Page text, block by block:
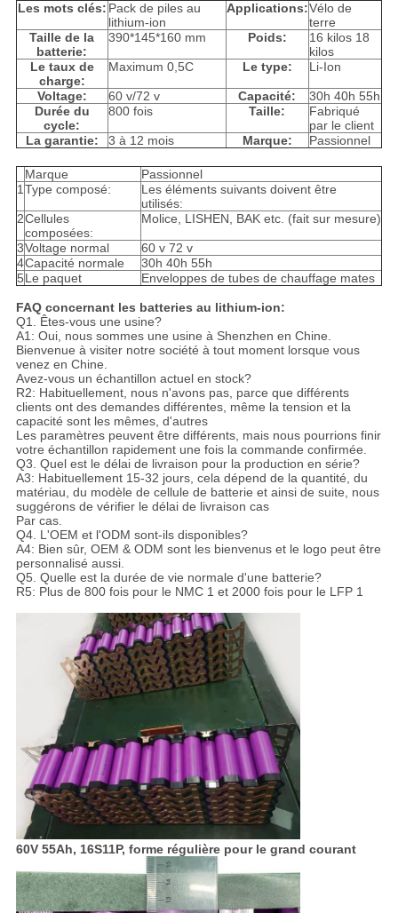
Les mots clés: Pack de piles au
lithium-ion
Applications:Vélo de
terre
Taille de la
batterie:
390*145*160 mm Poids:
16 kilos 18
kilos
Le taux de
charge:
Maximum 0,5C Le type: Li-Ion
Voltage: 60 v/72 v Capacité:
30h 40h 55h
Durée du
cycle:
800 fois Taille:
Fabriqué
par le client
La garantie:
3 à 12 mois Marque: Passionnel
Marque
Passionnel
1Type composé:
Les éléments suivants doivent être
utilisés:
2Cellules
composées:
Molice, LISHEN, BAK etc. (fait sur mesure)
3Voltage normal
60 v 72 v
4Capacité normale
30h 40h 55h
5Le paquet Enveloppes de tubes de chauffage mates
FAQ concernant les batteries au lithium-ion:
Q1. Êtes-vous une usine?
A1: Oui, nous sommes une usine à Shenzhen en Chine.
Bienvenue à visiter notre société à tout moment lorsque vous
venez en Chine.
Avez-vous un échantillon actuel en stock?
R2: Habituellement, nous n'avons pas, parce que différents
clients ont des demandes différentes, même la tension et la
capacité sont les mêmes, d'autres
Les paramètres peuvent être différents, mais nous pourrions finir
votre échantillon rapidement une fois la commande confirmée.
Q3. Quel est le délai de livraison pour la production en série?
A3: Habituellement 15-32 jours, cela dépend de la quantité, du
matériau, du modèle de cellule de batterie et ainsi de suite, nous
suggérons de vérifier le délai de livraison cas
Par cas.
Q4. L'OEM et l'ODM sont-ils disponibles?
A4: Bien sûr, OEM & ODM sont les bienvenus et le logo peut être
personnalisé aussi.
Q5. Quelle est la durée de vie normale d'une batterie?
R5: Plus de 800 fois pour le NMC 1 et 2000 fois pour le LFP 1
60V 55Ah, 16S11P, forme régulière pour le grand courant